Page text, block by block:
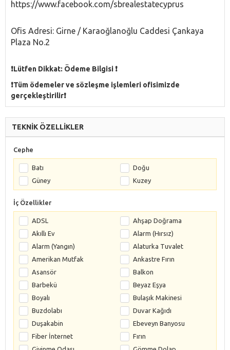
https://www.facebook.com/sbrealestatecyprus
Ofis Adresi: Girne / Karaoğlanoğlu Caddesi Çankaya
Plaza No.2
❗️Lütfen Dikkat: Ödeme Bilgisi ❗️
❗️Tüm ödemeler ve sözleşme işlemleri ofisimizde
gerçekleştirilir❗️
TEKNİK ÖZELLİKLER
Cephe
Batı
Doğu
Güney
Kuzey
İç Özellikler
ADSL
Ahşap Doğrama
Akıllı Ev
Alarm (Hırsız)
Alarm (Yangın)
Alaturka Tuvalet
Amerikan Mutfak
Ankastre Fırın
Asansör
Balkon
Barbekü
Beyaz Eşya
Boyalı
Bulaşık Makinesi
Buzdolabı
Duvar Kağıdı
Duşakabin
Ebeveyn Banyosu
Fiber İnternet
Fırın